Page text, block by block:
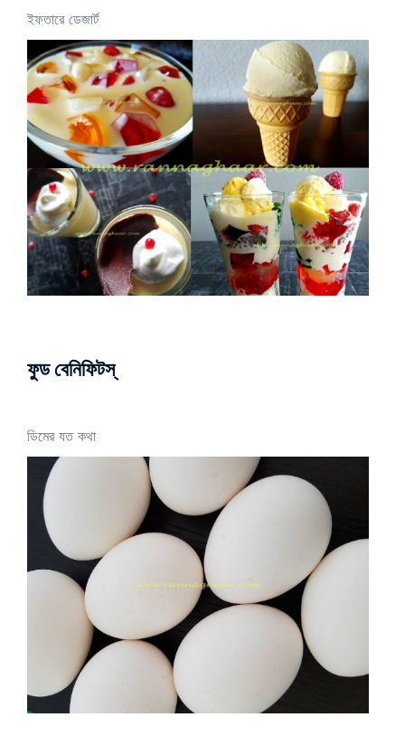
ইফতারে ডেজার্ট
ফুড বেনিফিটস্
ডিমের যত কথা